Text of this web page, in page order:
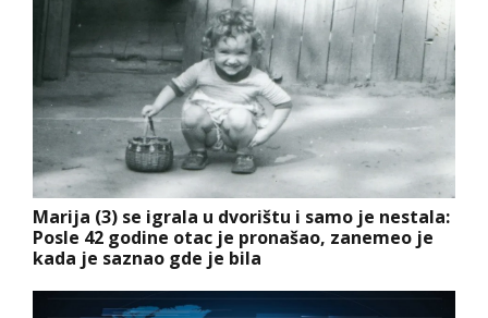
Marija (3) se igrala u dvorištu i samo je nestala:
Posle 42 godine otac je pronašao, zanemeo je
kada je saznao gde je bila